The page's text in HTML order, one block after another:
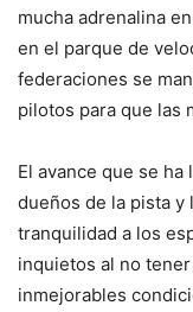
mucha adrenalina
en el parque de
federaciones se
pilotos para que las
El avance que se
dueños de la pista y
tranquilidad a los
inquietos al no
inmejorables